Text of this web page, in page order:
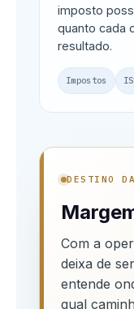
imposto
quanto cada
resultado.
Impostos
DESTINO
Com a
deixa de
entende
qual